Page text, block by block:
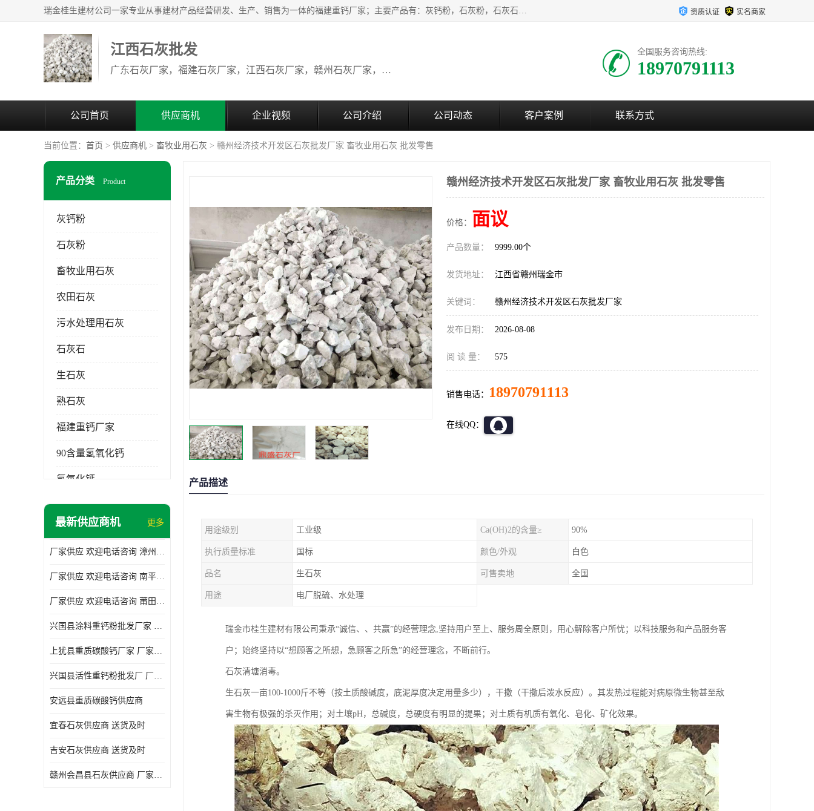
瑞金桂生建材公司一家专业从事建材产品经营研发、生产、销售为一体的福建重钙厂家；主要产品有：灰钙粉，石灰粉，石灰石，生石灰，熟石灰，氧化钙，重钙粉，氢氧化钙，农田石灰，畜牧业用石灰等。欢迎新老客户来电咨询！ 资质认证 实名商家
江西石灰批发
广东石灰厂家，福建石灰厂家，江西石灰厂家，赣州石灰厂家，东莞石灰厂家
全国服务咨询热线:
18970791113
公司首页 供应商机 企业视频 公司介绍 公司动态 客户案例 联系方式
当前位置： 首页 > 供应商机 > 畜牧业用石灰 > 赣州经济技术开发区石灰批发厂家 畜牧业用石灰 批发零售
产品分类 Product
灰钙粉
石灰粉
畜牧业用石灰
农田石灰
污水处理用石灰
石灰石
生石灰
熟石灰
福建重钙厂家
90含量氢氧化钙
氢氧化钙
氧化钙
最新供应商机 更多
厂家供应 欢迎电话咨询 漳州活性重钙粉
厂家供应 欢迎电话咨询 南平活性重钙粉批发厂
厂家供应 欢迎电话咨询 莆田高白度重钙粉厂家
兴国县涂料重钙粉批发厂家 厂家供应 欢迎电话咨询
上犹县重质碳酸钙厂家 厂家供应 欢迎电话咨询
兴国县活性重钙粉批发厂 厂家供应 欢迎电话咨询
安远县重质碳酸钙供应商
宜春石灰供应商 送货及时
吉安石灰供应商 送货及时
赣州会昌县石灰供应商 厂家供应
赣州经济技术开发区石灰批发厂家 畜牧业用石灰 批发零售
价格： 面议
产品数量： 9999.00个
发货地址： 江西省赣州瑞金市
关键词： 赣州经济技术开发区石灰批发厂家
发布日期： 2026-08-08
阅 读 量： 575
销售电话： 18970791113
在线QQ：
产品描述
用途级别 工业级 Ca(OH)2的含量≥ 90%
执行质量标准 国标 颜色/外观 白色
品名 生石灰 可售卖地 全国
用途 电厂脱硫、水处理
瑞金市桂生建材有限公司秉承“诚信、、共赢”的经营理念,坚持用户至上、服务周全原则，用心解除客户所忧；以科技服务和产品服务客
户；始终坚持以“想顾客之所想，急顾客之所急”的经营理念，不断前行。
石灰清塘消毒。
生石灰一亩100-1000斤不等（按土质酸碱度，底泥厚度决定用量多少），干撒（干撒后泼水反应）。其发热过程能对病原微生物甚至敌
害生物有极强的杀灭作用；对土壤pH，总碱度，总硬度有明显的提果；对土质有机质有氧化、皂化、矿化效果。